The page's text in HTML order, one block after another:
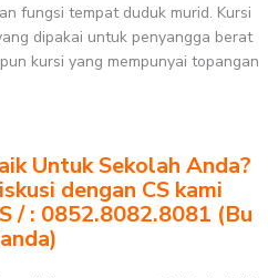
fungsi tempat duduk murid. Kursi
dipakai untuk penyangga berat
kursi yang mempunyai topangan
Untuk Sekolah Anda?
dengan CS kami
/ : 0852.8082.8081 (Bu